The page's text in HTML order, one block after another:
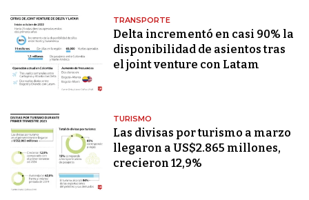
TRANSPORTE
Delta incrementó en casi 90% la
disponibilidad de asientos tras
el joint venture con Latam
TURISMO
Las divisas por turismo a marzo
llegaron a US$2.865 millones,
crecieron 12,9%